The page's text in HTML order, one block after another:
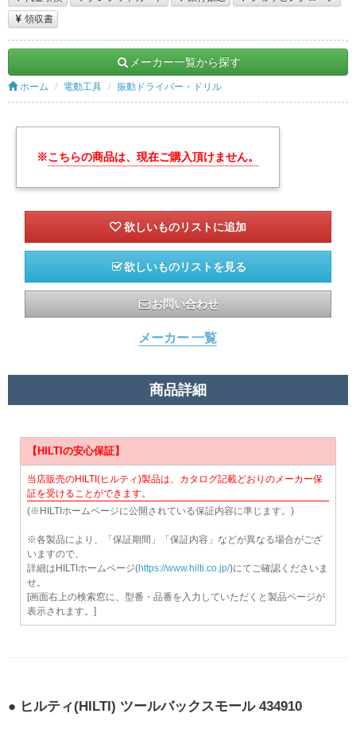
領収書
メーカー一覧から探す
ホーム 電動工具 振動ドライバー・ドリル
※こちらの商品は、現在ご購入頂けません。
欲しいものリストを見る
お問い合わせ
メーカー 一覧
商品詳細
【HILTIの安心保証】
当店販売のHILTI(ヒルティ)製品は、カタログ記載どおりのメーカー保
証を受けることができます。
(※HILTIホームページに公開されている保証内容に準じます。)
※各製品により、「保証期間」「保証内容」などが異なる場合がござ
いますので、
詳細はHILTIホームページ(https://www.hilti.co.jp/)にてご確認くださいま
せ。
[画面右上の検索窓に、型番・品番を入力していただくと製品ページが
表示されます。]
ヒルティ(HILTI) ツールバックスモール 434910